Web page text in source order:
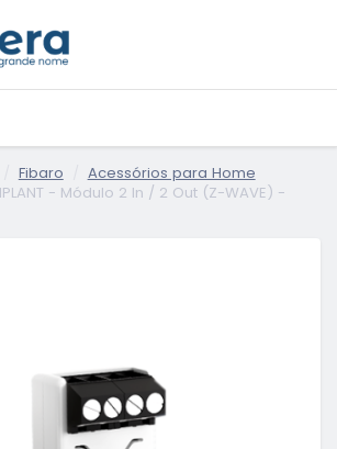
Fibaro
Acessórios para Home
- Módulo 2 In / 2 Out (Z-WAVE) -